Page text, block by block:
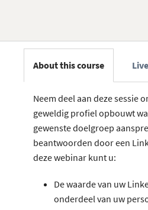
About this course
Neem deel aan deze sessie
geweldig profiel opbouwt
gewenste doelgroep
beantwoorden door een
deze webinar kunt u:
De waarde van uw
onderdeel van uw